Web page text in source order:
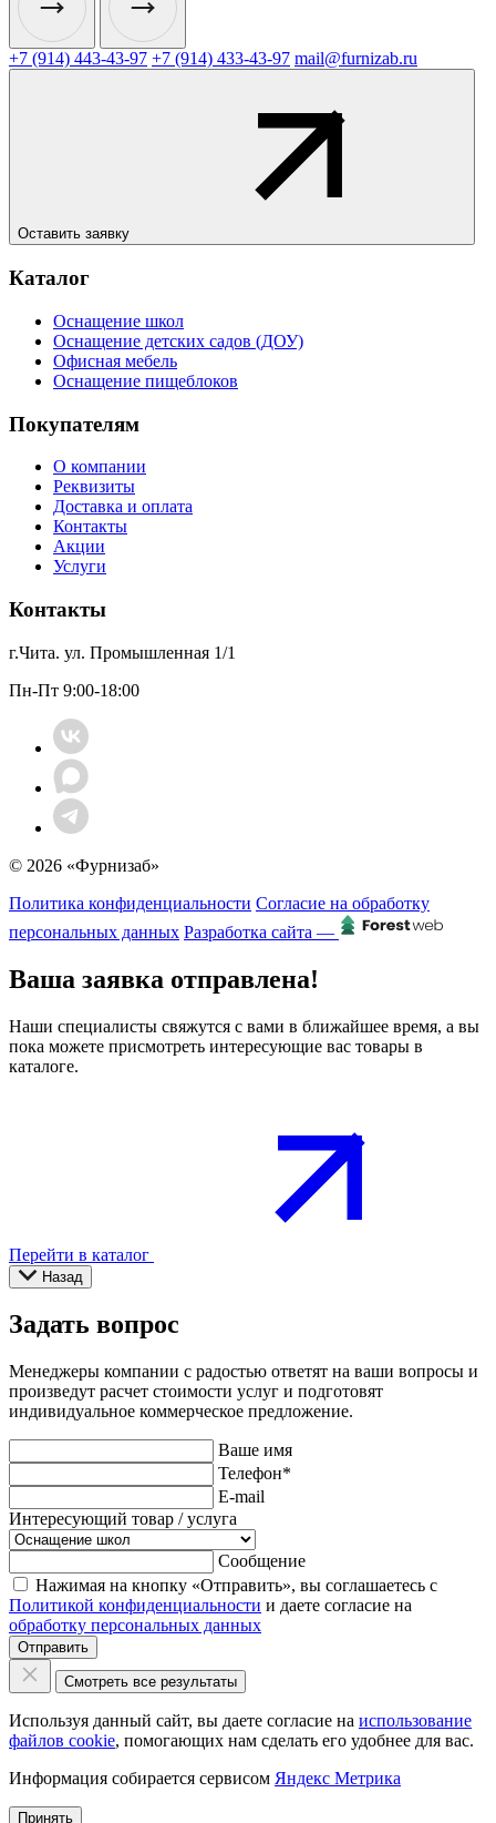
+7 (914) 443-43-97 +7 (914) 433-43-97 mail@furnizab.ru
Оставить заявку
Каталог
Оснащение школ
Оснащение детских садов (ДОУ)
Офисная мебель
Оснащение пищеблоков
Покупателям
О компании
Реквизиты
Доставка и оплата
Контакты
Акции
Услуги
Контакты
г.Чита. ул. Промышленная 1/1
Пн-Пт 9:00-18:00
© 2026 «Фурнизаб»
Политика конфиденциальности Согласие на обработку
персональных данных Разработка сайта —
Ваша заявка отправлена!
Наши специалисты свяжутся с вами в ближайшее время, а вы
пока можете присмотреть интересующие вас товары в
каталоге.
Перейти в каталог
Назад
Задать вопрос
Менеджеры компании с радостью ответят на ваши вопросы и
произведут расчет стоимости услуг и подготовят
индивидуальное коммерческое предложение.
Ваше имя
Телефон*
E-mail
Интересующий товар / услуга
Сообщение
Нажимая на кнопку «Отправить», вы соглашаетесь с
Политикой конфиденциальности и даете согласие на
обработку персональных данных
Отправить
Смотреть все результаты
Используя данный сайт, вы даете согласие на использование
файлов cookie, помогающих нам сделать его удобнее для вас.
Информация собирается сервисом Яндекс Метрика
Принять